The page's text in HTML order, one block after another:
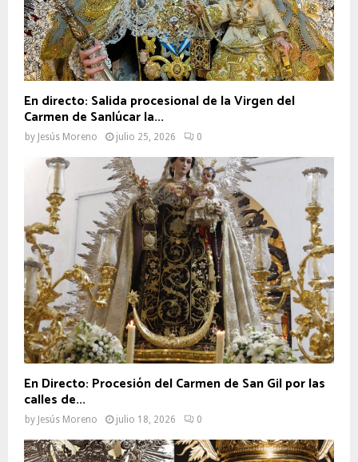
En directo: Salida procesional de la Virgen del
Carmen de Sanlúcar la...
by Jesús Moreno julio 25, 2026 0
En Directo: Procesión del Carmen de San Gil por las
calles de...
by Jesús Moreno julio 18, 2026 0